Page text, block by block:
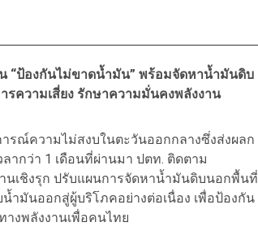
“ป้องกันไม่ขาดน้ำมัน” พร้อมจัดหาน้ำมันดิบ
ความเสี่ยง รักษาความมั่นคงพลังงาน
รณ์ความไม่สงบในตะวันออกกลางซึ่งส่งผลก
ากว่า 1 เดือนที่ผ่านมา ปตท. ติดตาม
นเชิงรุก ปรับแผนการจัดหาน้ำมันดิบนอกพื้นที่
ำมันออกสู่ผู้บริโภคอย่างต่อเนื่อง เพื่อป้องกัน
งพลังงานเพื่อคนไทย